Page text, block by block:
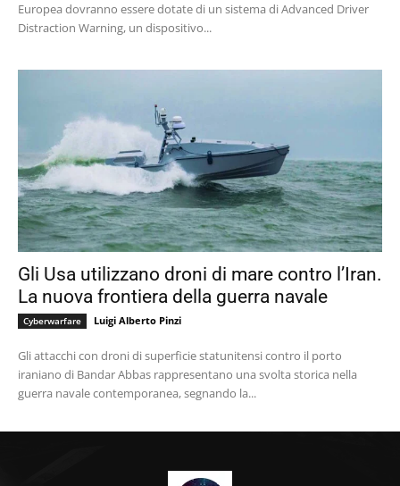
Europea dovranno essere dotate di un sistema di Advanced Driver
Distraction Warning, un dispositivo...
Gli Usa utilizzano droni di mare contro l’Iran.
La nuova frontiera della guerra navale
Cyberwarfare Luigi Alberto Pinzi
Gli attacchi con droni di superficie statunitensi contro il porto
iraniano di Bandar Abbas rappresentano una svolta storica nella
guerra navale contemporanea, segnando la...